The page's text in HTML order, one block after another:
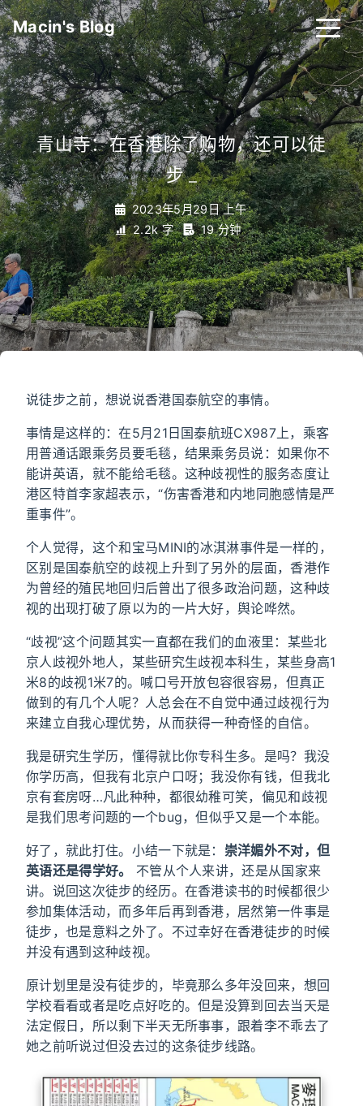
Macin's Blog
青山寺：在香港除了购物，还可以徒
步_
2023年5月29日 上午
2.2k 字
19 分钟
说徒步之前，想说说香港国泰航空的事情。
事情是这样的：在5月21日国泰航班CX987上，乘客
用普通话跟乘务员要毛毯，结果乘务员说：如果你不
能讲英语，就不能给毛毯。这种歧视性的服务态度让
港区特首李家超表示，“伤害香港和内地同胞感情是严
重事件”。
个人觉得，这个和宝马MINI的冰淇淋事件是一样的，
区别是国泰航空的歧视上升到了另外的层面，香港作
为曾经的殖民地回归后曾出了很多政治问题，这种歧
视的出现打破了原以为的一片大好，舆论哗然。
“歧视”这个问题其实一直都在我们的血液里：某些北
京人歧视外地人，某些研究生歧视本科生，某些身高1
米8的歧视1米7的。喊口号开放包容很容易，但真正
做到的有几个人呢？人总会在不自觉中通过歧视行为
来建立自我心理优势，从而获得一种奇怪的自信。
我是研究生学历，懂得就比你专科生多。是吗？我没
你学历高，但我有北京户口呀；我没你有钱，但我北
京有套房呀…凡此种种，都很幼稚可笑，偏见和歧视
是我们思考问题的一个bug，但似乎又是一个本能。
好了，就此打住。小结一下就是： 崇洋媚外不对，但
英语还是得学好。
不管从个人来讲，还是从国家来
讲。说回这次徒步的经历。在香港读书的时候都很少
参加集体活动，而多年后再到香港，居然第一件事是
徒步，也是意料之外了。不过幸好在香港徒步的时候
并没有遇到这种歧视。
原计划里是没有徒步的，毕竟那么多年没回来，想回
学校看看或者是吃点好吃的。但是没算到回去当天是
法定假日，所以剩下半天无所事事，跟着李不乖去了
她之前听说过但没去过的这条徒步线路。